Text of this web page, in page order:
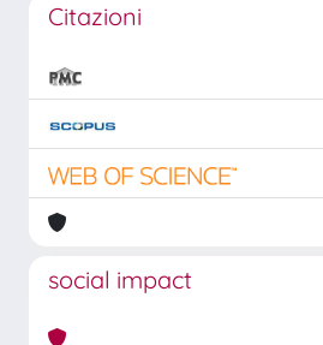
Citazioni
social impact